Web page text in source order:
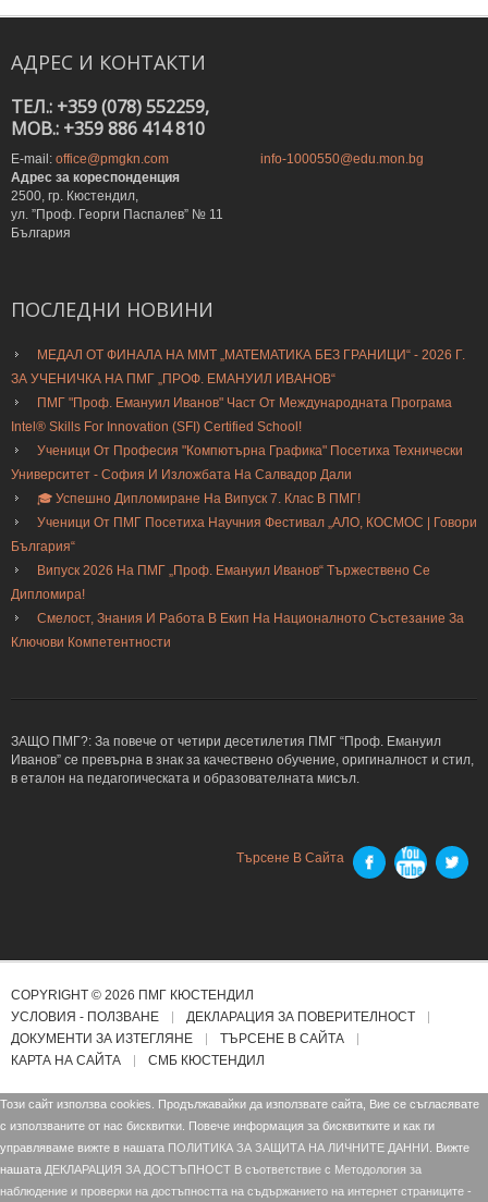
АДРЕС И КОНТАКТИ
ТЕЛ.: +359 (078) 552259,
MOB.: +359 886 414 810
E-mail: office@pmgkn.com
info-1000550@edu.mon.bg
Адрес за кореспонденция
2500, гр. Кюстендил,
ул. ”Проф. Георги Паспалев” № 11
България
ПОСЛЕДНИ НОВИНИ
МЕДАЛ ОТ ФИНАЛА НА ММТ „МАТЕМАТИКА БЕЗ ГРАНИЦИ“ - 2026 Г.
ЗА УЧЕНИЧКА НА ПМГ „ПРОФ. ЕМАНУИЛ ИВАНОВ“
ПМГ "Проф. Емануил Иванов" Част От Международната Програма
Intel® Skills For Innovation (SFI) Certified School!
Ученици От Професия "Компютърна Графика" Посетиха Технически
Университет - София И Изложбата На Салвадор Дали
🎓 Успешно Дипломиране На Випуск 7. Клас В ПМГ!
Ученици От ПМГ Посетиха Научния Фестивал „АЛО, КОСМОС | Говори
България“
Випуск 2026 На ПМГ „Проф. Емануил Иванов“ Тържествено Се
Дипломира!
Смелост, Знания И Работа В Екип На Националното Състезание За
Ключови Компетентности
ЗАЩО ПМГ?: За повече от четири десетилетия ПМГ “Проф. Емануил
Иванов” се превърна в знак за качествено обучение, оригиналност и стил,
в еталон на педагогическата и образователната мисъл.
Търсене В Сайта
COPYRIGHT © 2026 ПМГ КЮСТЕНДИЛ
УСЛОВИЯ - ПОЛЗВАНЕ
ДЕКЛАРАЦИЯ ЗА ПОВЕРИТЕЛНОСТ
ДОКУМЕНТИ ЗА ИЗТЕГЛЯНЕ
ТЪРСЕНЕ В САЙТА
КАРТА НА САЙТА
СМБ КЮСТЕНДИЛ
Този сайт използва cookies. Продължавайки да използвате сайта, Вие се съгласявате
с използваните от нас бисквитки. Повече информация за бисквитките и как ги
управляваме вижте в нашата ПОЛИТИКА ЗА ЗАЩИТА НА ЛИЧНИТЕ ДАННИ.
Вижте
нашата ДЕКЛАРАЦИЯ ЗА ДОСТЪПНОСТ В съответствие с Mетодология за
наблюдение и проверки на достъпността на съдържанието на интернет страниците -